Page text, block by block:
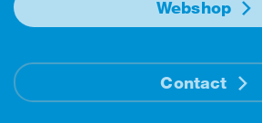
Webshop
Contact